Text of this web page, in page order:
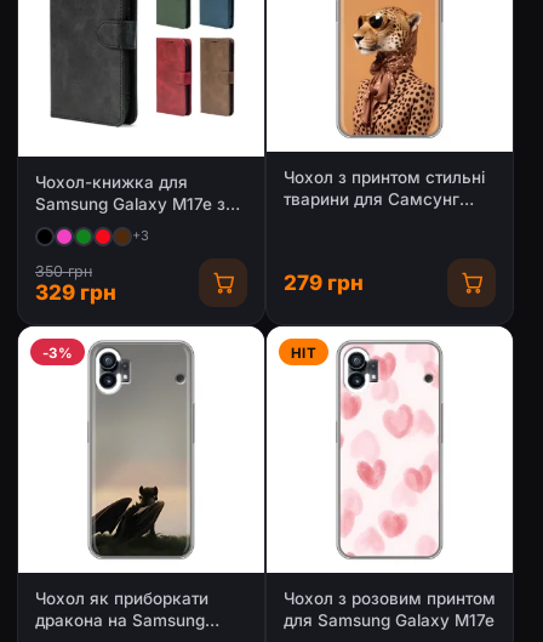
Чохол-книжка для
Samsung Galaxy M17e з
магнітною застібкою
+3
350 грн
329 грн
Чохол з принтом стильні
тварини для Самсунг
279 грн
-3%
Чохол як приборкати
дракона на Samsung
HIT
Чохол з розовим принтом
для Samsung Galaxy M17e